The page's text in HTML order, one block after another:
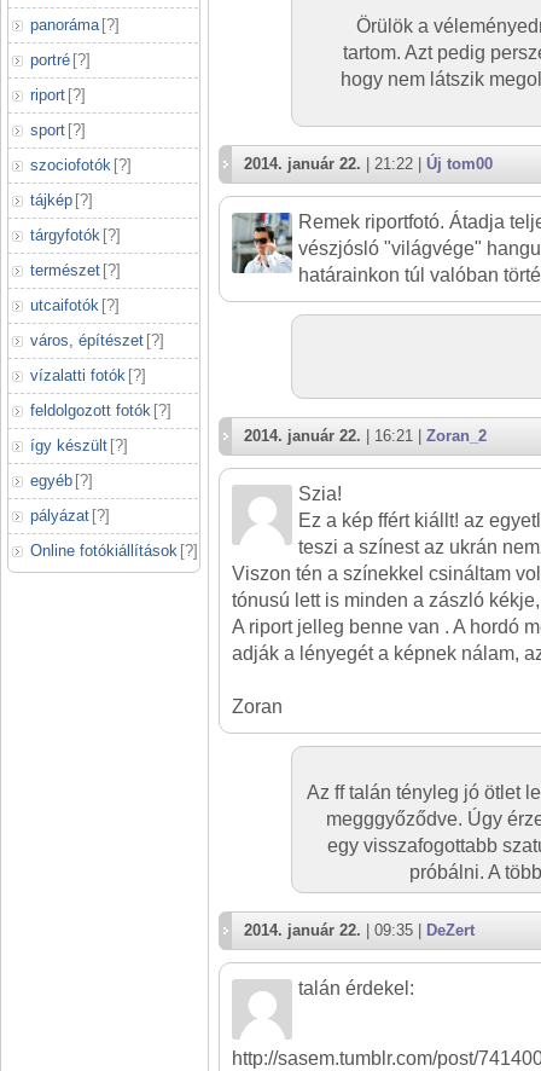
panoráma [?]
portré [?]
riport [?]
sport [?]
szociofotók [?]
tájkép [?]
tárgyfotók [?]
természet [?]
utcaifotók [?]
város, építészet [?]
vízalatti fotók [?]
feldolgozott fotók [?]
így készült [?]
egyéb [?]
pályázat [?]
Online fotókiállítások [?]
Örülök a
tartom. Azt pedig
hogy nem látszik
2014. január 22. | 21:22 | Új tom00
Remek riportfotó. Átadja
vészjósló "világvége"
határainkon túl valóban
2014. január 22. | 16:21 | Zoran_2
Szia!
Ez a kép ffért kiállt! az
teszi a színest az ukrán
Viszon tén a színekkel csináltam
tónusú lett is minden a zászló
A riport jelleg benne van . A hordó
adják a lényegét a képnek nálam,
Zoran
Az ff talán tényleg jó ötlet
megggyőződve. Úgy
egy visszafogottabb
próbálni. A
2014. január 22. | 09:35 | DeZert
talán érdekel:
http://sasem.tumblr.com/post/